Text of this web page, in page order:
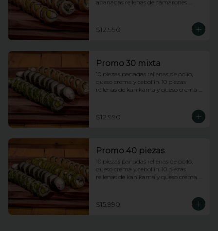
apanadas rellenas de camarones
queso crema y cebollin.
$12.990
Promo 30 mixta
10 piezas panadas rellenas de pollo,
queso crema y cebollin. 10 piezas
rellenas de kanikama y queso crema
envueltas en ciboulette.
$12.990
Promo 40 piezas
10 piezas panadas rellenas de pollo,
queso crema y cebollin. 10 piezas
rellenas de kanikama y queso crema
envueltas en ciboulette. 10 piezas
rellenas de champiñones tempura,
$15.990